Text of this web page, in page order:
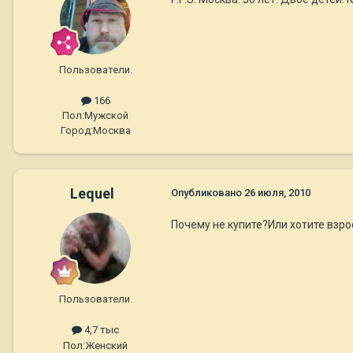
Пользователи.
166
Пол:Мужской
Город:Москва
Lequel
Пользователи.
4,7 тыс
Пол:Женский
Опубликовано 26 июля, 2010
Почему не купите?Или хотите